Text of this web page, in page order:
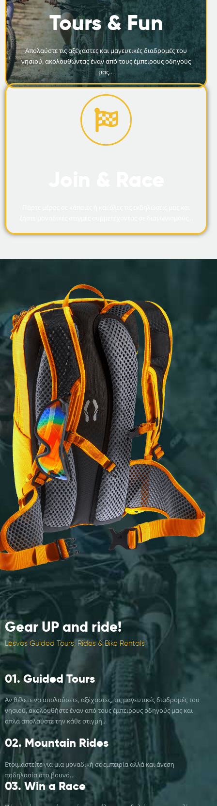
Tours & Fun
Απολαύστε τις αξέχαστες και μαγευτικές διαδρομές του
νησιού, ακολουθώντας έναν από τους έμπειρους οδηγούς
μας…
Gear UPand ride!
Lesvos Guided Tours, Rides & Bike Rentals
01. Guided Tours
Αν θέλετε να απολαύσετε, αξέχαστες, τις μαγευτικές διαδρομές του
νησιού, ακολουθήστε έναν από τους έμπειρους οδηγούς μας και
απλά απολαύστε την κάθε στιγμή...
02. Mountain Rides
Ετοιμαστείτε για μια μοναδική σε εμπειρία αλλά και άνεση
ποδηλασία στο βουνό…
03. Win a Race